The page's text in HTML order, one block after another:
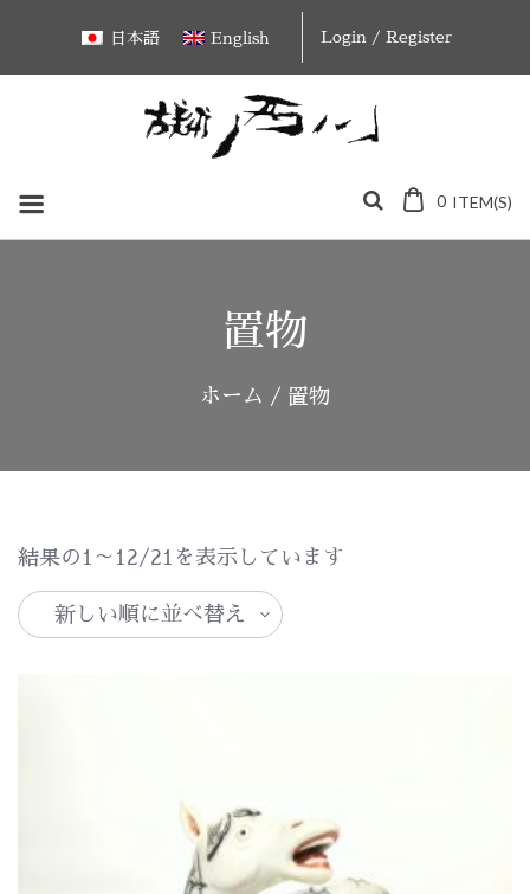
content
日本語 English Login / Register
0 ITEM(S)
置物
ホーム / 置物
結果の1～12/21を表示しています